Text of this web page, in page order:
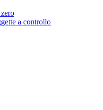
a controllo